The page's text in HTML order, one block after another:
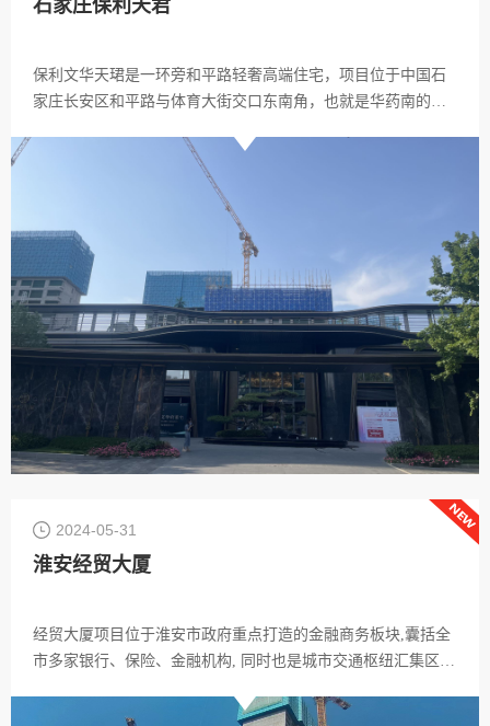
石家庄保利天君
保利文华天珺是一环旁和平路轻奢高端住宅，项目位于中国石
家庄长安区和平路与体育大街交口东南角，也就是华药南的地
层洋房与8栋16-17层小高层，其中在售约小高层137/167/196平
方米和洋房205平方米，全部都是大面积的改善户型。
2024-05-31
淮安经贸大厦
经贸大厦项目位于淮安市政府重点打造的金融商务板块,囊括全
市多家银行、保险、金融机构, 同时也是城市交通枢纽汇集区